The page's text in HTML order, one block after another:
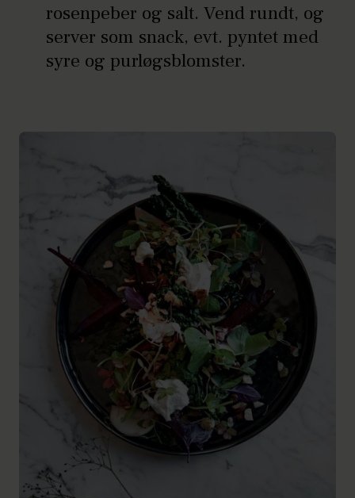
rosenpeber og salt. Vend rundt, og
server som snack, evt. pyntet med
syre og purløgsblomster.